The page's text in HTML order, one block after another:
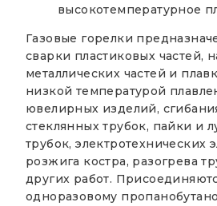
высокотемпературное
Газовые горелки
сварки пластиковых частей,
металлических частей и
низкой температурой
ювелирных изделий,
стеклянных трубок, пайки и
трубок, электротехнических
розжига костра, разогрева
других работ.
одноразовому